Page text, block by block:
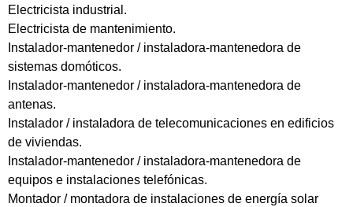
Electricista industrial.
Electricista de mantenimiento.
Instalador-mantenedor / instaladora-mantenedora de
sistemas domóticos.
Instalador-mantenedor / instaladora-mantenedora de
antenas.
Instalador / instaladora de telecomunicaciones en edificios
de viviendas.
Instalador-mantenedor / instaladora-mantenedora de
equipos e instalaciones telefónicas.
Montador / montadora de instalaciones de energía solar